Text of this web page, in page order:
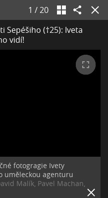
1 /20
Sepéšiho (†25): Iveta
vidí!
fotogragie Ivety
uměleckou agenturu
Malík, Pavel Machan,